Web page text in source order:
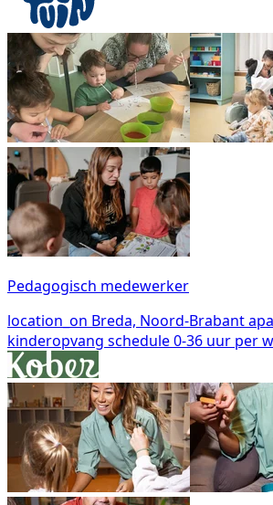
Pedagogisch medewerker
location_on Breda, Noord-Brabant
kinderopvang schedule0-36 uur per